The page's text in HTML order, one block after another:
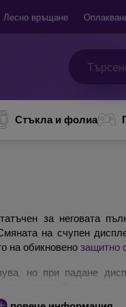
Лесно връщане
Стъкла и фолиа
за неговата
на счупен
на обикновено защитно
но при падане
няколко вида